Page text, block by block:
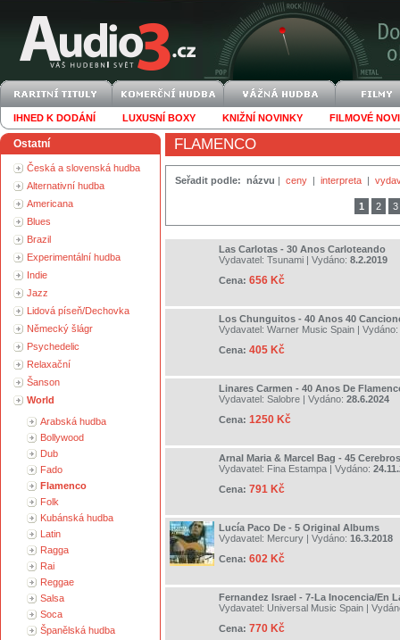
IHNED K DODÁNÍ LUXUSNÍ BOXY KNIŽNÍ NOVINKY FILMOVÉ
Ostatní
Česká a slovenská hudba
Alternativní hudba
Americana
Blues
Brazil
Experimentální hudba
Indie
Jazz
Lidová píseň/Dechovka
Německý šlágr
Psychedelic
Relaxační
Šanson
World
Arabská hudba
Bollywood
Dub
Fado
Flamenco
Folk
Kubánská hudba
Latin
Ragga
Rai
Reggae
Salsa
Soca
Španělská hudba
FLAMENCO
Seřadit podle: názvu | ceny | interpreta |
1 2 3
Las Carlotas - 30 Anos Carloteando
Vydavatel: Tsunami | Vydáno: 8.2.2019
Cena: 656 Kč
Los Chunguitos - 40 Anos 40
Vydavatel: Warner Music Spain | Vydáno:
Cena: 405 Kč
Linares Carmen - 40 Anos De
Vydavatel: Salobre | Vydáno: 28.6.2024
Cena: 1250 Kč
Arnal Maria & Marcel Bag - 45
Vydavatel: Fina Estampa | Vydáno:
Cena: 791 Kč
Lucía Paco De - 5 Original Albums
Vydavatel: Mercury | Vydáno: 16.3.2018
Cena: 602 Kč
Fernandez Israel - 7-La Inocencia/En
Vydavatel: Universal Music Spain |
Cena: 770 Kč